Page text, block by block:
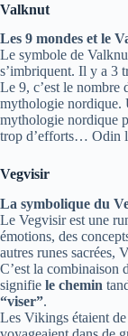
Valknut
Les 9 mondes et le
Le symbole de
s’imbriquent. Il y a 3
Le 9, c’est le nombre
mythologie nordique.
mythologie nordique
trop d’efforts… Odin
Vegvisir
La symbolique du
Le Vegvisir est une
émotions, des
autres runes sacrées,
C’est la combinaison
signifie le chemin
“viser”.
Les Vikings étaient